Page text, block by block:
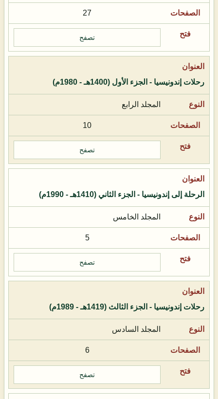
27
تصفح
رحلات إندونيسيا - الجزء الأول (1400هـ - 1980م)
المجلد الرابع
10
تصفح
الرحلة إلى إندونيسيا - الجزء الثاني (1410هـ - 1990م)
المجلد الخامس
5
تصفح
رحلات إندونيسيا - الجزء الثالث (1419هـ - 1989م)
المجلد السادس
6
تصفح